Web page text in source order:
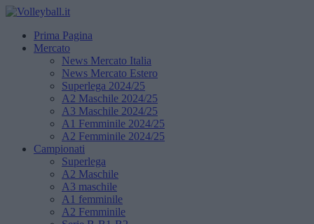
Prima Pagina
Mercato
News Mercato Italia
News Mercato Estero
Superlega 2024/25
A2 Maschile 2024/25
A3 Maschile 2024/25
A1 Femminile 2024/25
A2 Femminile 2024/25
Campionati
Superlega
A2 Maschile
A3 maschile
A1 femminile
A2 Femminile